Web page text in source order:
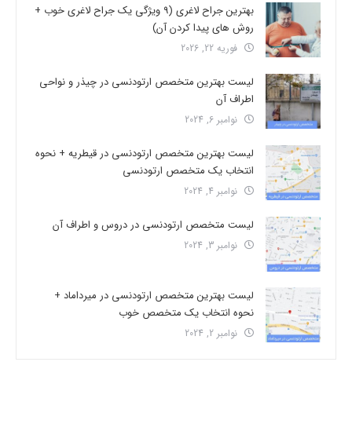
بهترین جراح لاغری (9 ویژگی یک جراح لاغری خوب +
روش های پیدا کردن آن)
فوریه 22, 2026
لیست بهترین متخصص ارتودنسی در چیذر و نواحی
اطراف آن
نوامبر 6, 2024
لیست بهترین متخصص ارتودنسی در قیطریه + نحوه
انتخاب یک متخصص ارتودنسی
نوامبر 4, 2024
لیست متخصص ارتودنسی در دروس و اطراف آن
نوامبر 3, 2024
لیست بهترین متخصص ارتودنسی در میرداماد +
نحوه انتخاب یک متخصص خوب
نوامبر 2, 2024